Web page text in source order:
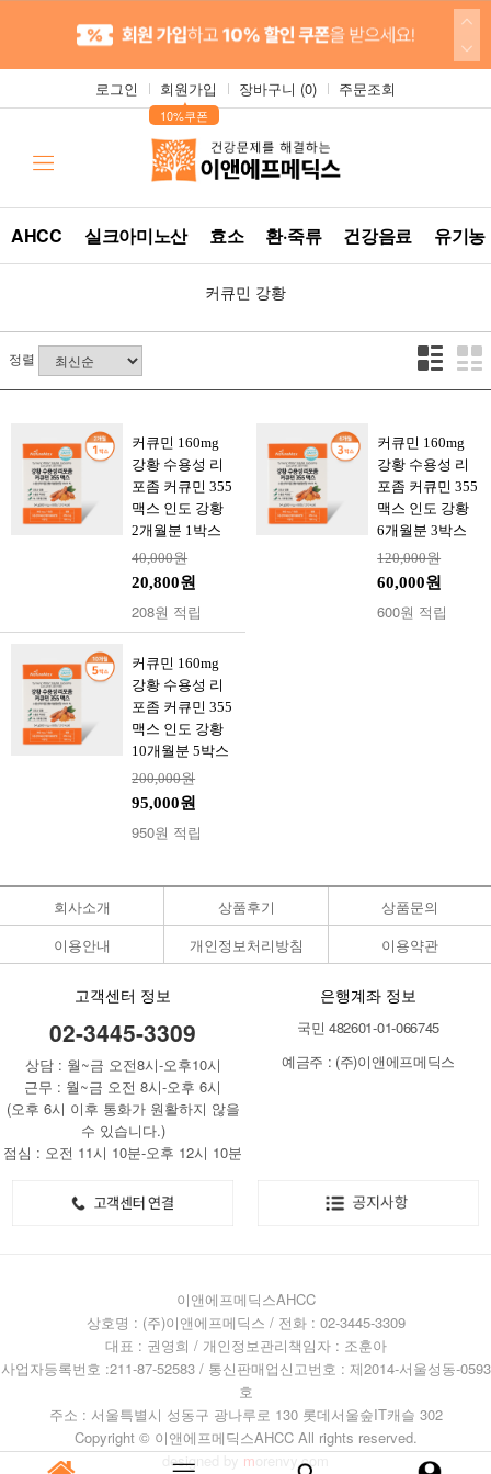
로그인 회원가입
▲
10%쿠폰
장바구니 (0) 주문조회
AHCC 실크아미노산 효소 환·죽류 건강음료 유기
커큐민 강황
정렬
커큐민 160mg
강황 수용성 리
포좀 커큐민 355
맥스 인도 강황
2개월분 1박스
40,000원
20,800원
208원 적립
커큐민 160mg
강황 수용성 리
포좀 커큐민 355
맥스 인도 강황
6개월분 3박스
120,000원
60,000원
600원 적립
커큐민 160mg
강황 수용성 리
포좀 커큐민 355
맥스 인도 강황
10개월분 5박스
200,000원
95,000원
950원 적립
회사소개 상품후기
상품문의
이용안내
개인정보처리방침 이용약관
고객센터 정보
02-3445-3309
상담 : 월~금 오전8시-오후10시
근무 : 월~금 오전 8시-오후 6시
(오후 6시 이후 통화가 원활하지 않을
수 있습니다.)
점심 : 오전 11시 10분-오후 12시 10분
은행계좌 정보
국민 482601-01-066745
예금주 : (주)이앤에프메딕스
이앤에프메딕스AHCC
상호명 : (주)이앤에프메딕스 / 전화 : 02-3445-3309
대표 : 권영희 / 개인정보관리책임자 : 조훈아
사업자등록번호 :211-87-52583 / 통신판매업신고번호 : 제2014-서울성동-0593
호
주소 : 서울특별시 성동구 광나루로 130 롯데서울숲IT캐슬 302
Copyright © 이앤에프메딕스AHCC All rights reserved.
designed by m orenvy.com